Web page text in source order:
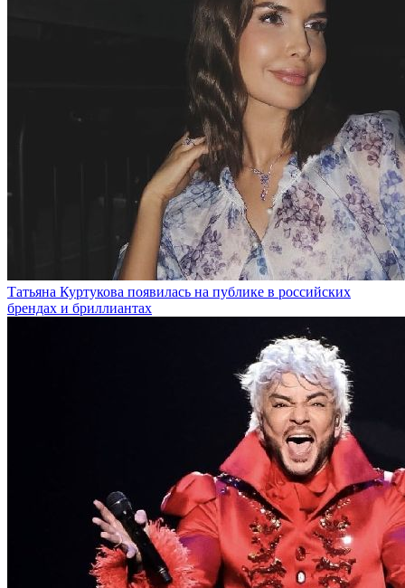
Татьяна Куртукова появилась на публике в российских
брендах и бриллиантах